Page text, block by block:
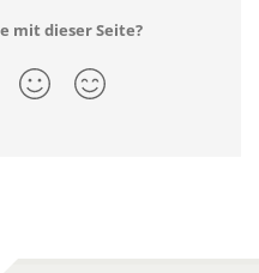
mit dieser Seite?